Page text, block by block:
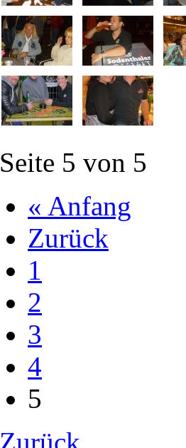
Seite 5 von 5
« Anfang
Zurück
1
2
3
4
5